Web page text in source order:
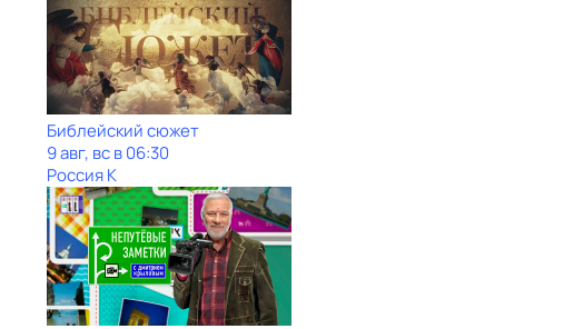
Библейский сюжет
9 авг, вс в 06:30
Россия К